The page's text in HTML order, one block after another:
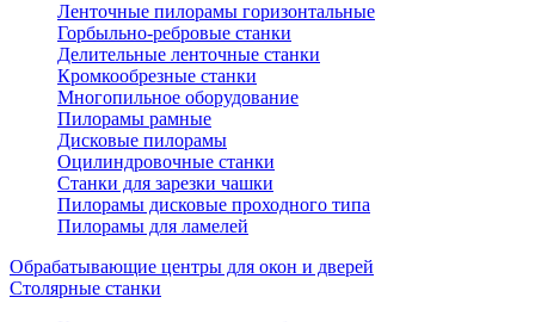
Ленточные пилорамы горизонтальные
Горбыльно-ребровые станки
Делительные ленточные станки
Кромкообрезные станки
Многопильное оборудование
Пилорамы рамные
Дисковые пилорамы
Оцилиндровочные станки
Станки для зарезки чашки
Пилорамы дисковые проходного типа
Пилорамы для ламелей
Обрабатывающие центры для окон и дверей
Столярные станки